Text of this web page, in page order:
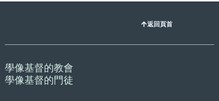
返回頁首
學像基督的教會
學像基督的門徒